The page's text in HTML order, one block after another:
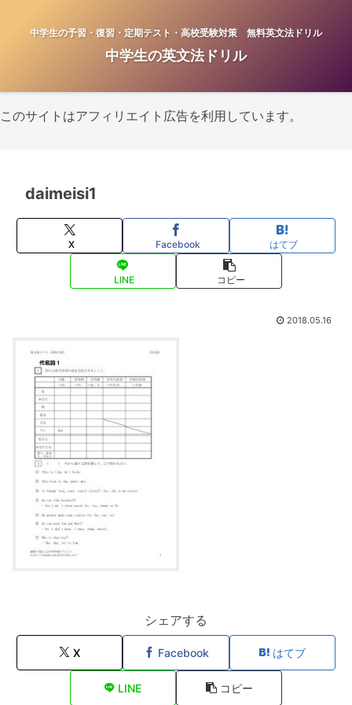
中学生の予習・復習・定期テスト・高校受験対策 無料英文法ドリル
中学生の英文法ドリル
このサイトはアフィリエイト広告を利用しています。
daimeisi1
X Facebook はてブ
LINE コピー
2018.05.16
シェアする
X Facebook はてブ
LINE コピー